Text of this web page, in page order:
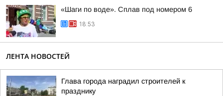
«Шаги по воде». Сплав под номером 6
18:53
ЛЕНТА НОВОСТЕЙ
Глава города наградил строителей к
празднику